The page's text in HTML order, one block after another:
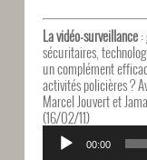
La vidéo-surveillance:
sécuritaires,
un complément
activités policières ?
Marcel Jouvert et
(16/02/11)
Lecteur
audio
00:00